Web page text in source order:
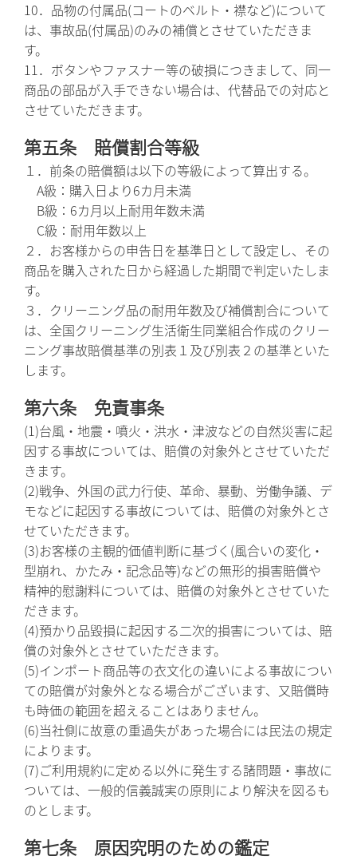
10．品物の付属品(コートのベルト・襟など)について
は、事故品(付属品)のみの補償とさせていただきま
す。
11．ボタンやファスナー等の破損につきまして、同一
商品の部品が入手できない場合は、代替品での対応と
させていただきます。
第五条 賠償割合等級
１．前条の賠償額は以下の等級によって算出する。
A級：購入日より6カ月未満
B級：6カ月以上耐用年数未満
C級：耐用年数以上
２．お客様からの申告日を基準日として設定し、その
商品を購入された日から経過した期間で判定いたしま
す。
３．クリーニング品の耐用年数及び補償割合について
は、全国クリーニング生活衛生同業組合作成のクリー
ニング事故賠償基準の別表１及び別表２の基準といた
します。
第六条 免責事条
(1)台風・地震・噴火・洪水・津波などの自然災害に起
因する事故については、賠償の対象外とさせていただ
きます。
(2)戦争、外国の武力行使、革命、暴動、労働争議、デ
モなどに起因する事故については、賠償の対象外とさ
せていただきます。
(3)お客様の主観的価値判断に基づく(風合いの変化・
型崩れ、かたみ・記念品等)などの無形的損害賠償や
精神的慰謝料については、賠償の対象外とさせていた
だきます。
(4)預かり品毀損に起因する二次的損害については、賠
償の対象外とさせていただきます。
(5)インポート商品等の衣文化の違いによる事故につい
ての賠償が対象外となる場合がございます、又賠償時
も時価の範囲を超えることはありません。
(6)当社側に故意の重過失があった場合には民法の規定
によります。
(7)ご利用規約に定める以外に発生する諸問題・事故に
ついては、一般的信義誠実の原則により解決を図るも
のとします。
第七条 原因究明のための鑑定